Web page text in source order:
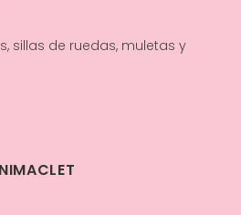
sillas de ruedas, muletas y